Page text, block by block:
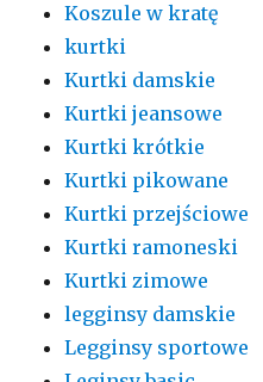
Koszule w kratę
kurtki
Kurtki damskie
Kurtki jeansowe
Kurtki krótkie
Kurtki pikowane
Kurtki przejściowe
Kurtki ramoneski
Kurtki zimowe
legginsy damskie
Legginsy sportowe